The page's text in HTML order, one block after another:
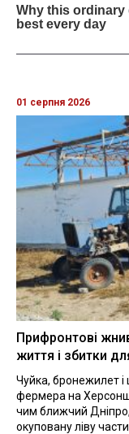
01 серпня 2026
Прифронтові
життя і збитки
Чуйка, бронежилет і
фермера на
чим ближчий Дніпро,
окуповану ліву